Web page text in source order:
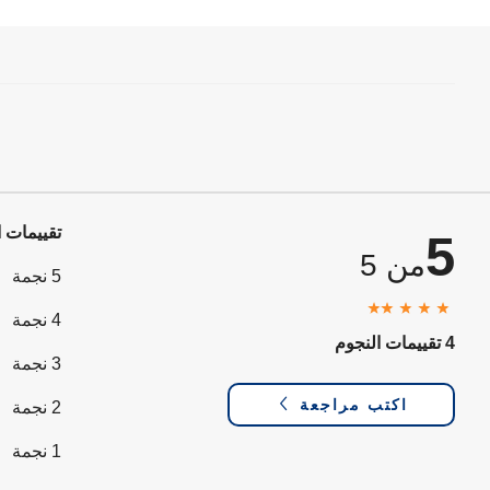
5من 5
4 تقييمات النجوم
اكتب مراجعة
تقييمات
5 نجمة
4 نجمة
3 نجمة
2 نجمة
1 نجمة